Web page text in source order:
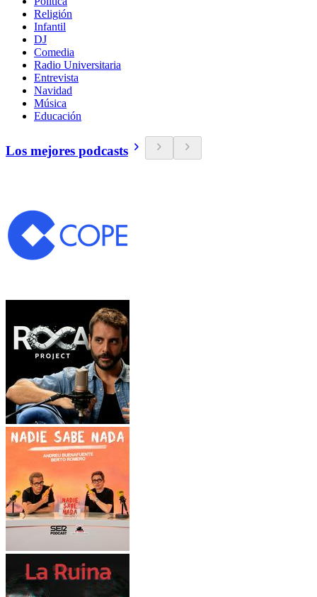
Religión
Infantil
DJ
Comedia
Radio Universitaria
Entrevista
Navidad
Música
Educación
Los mejores podcasts